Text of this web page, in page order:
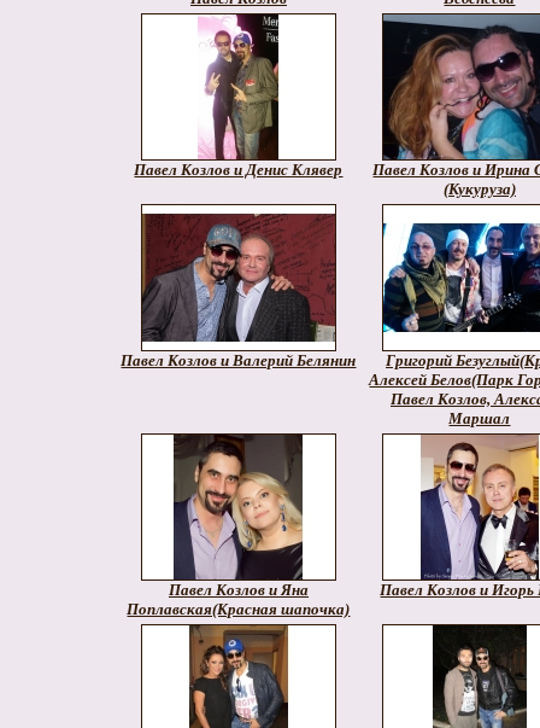
Павел Козлов и Денис Клявер
Павел Козлов и Ирина
(Кукуруза)
Павел Козлов и Валерий Белянин
Григорий
Алексей Белов(Парк
Павел Козлов,
Маршал
Павел Козлов и Яна
Поплавская(Красная шапочка)
Павел Козлов и Игорь